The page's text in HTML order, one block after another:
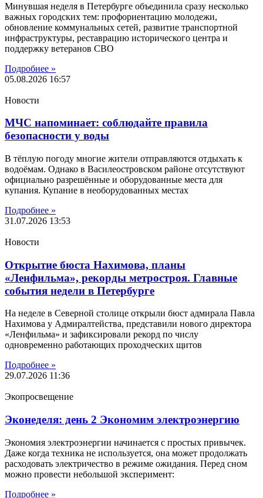
Минувшая неделя в Петербурге объединила сразу несколько
важных городских тем: профориентацию молодежи,
обновление коммунальных сетей, развитие транспортной
инфраструктуры, реставрацию исторического центра и
поддержку ветеранов СВО
Подробнее »
05.08.2026 16:57
Новости
МЧС напоминает: соблюдайте правила
безопасности у воды
В тёплую погоду многие жители отправляются отдыхать к
водоёмам. Однако в Василеостровском районе отсутствуют
официально разрешённые и оборудованные места для
купания. Купание в необорудованных местах
Подробнее »
31.07.2026 13:53
Новости
Открытие бюста Нахимова, планы
«Ленфильма», рекорды метростроя. Главные
события недели в Петербурге
На неделе в Северной столице открыли бюст адмирала Павла
Нахимова у Адмиралтейства, представили нового директора
«Ленфильма» и зафиксировали рекорд по числу
одновременно работающих проходческих щитов
Подробнее »
29.07.2026 11:36
Экопросвещение
Эконеделя: день 2 Экономим электроэнергию
Экономия электроэнергии начинается с простых привычек.
Даже когда техника не используется, она может продолжать
расходовать электричество в режиме ожидания. Перед сном
можно провести небольшой эксперимент:
Подробнее »